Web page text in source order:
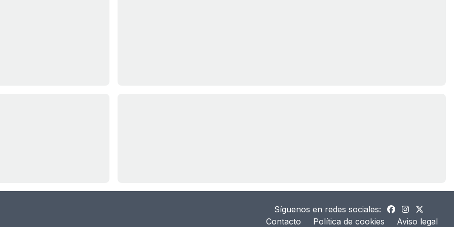
Síguenos en redes sociales:
Contacto
Política de cookies Aviso legal